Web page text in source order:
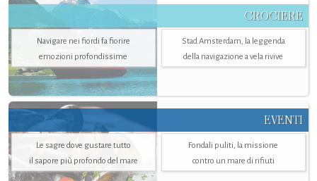
CROCIERE
Navigare nei fiordi fa fiorire
emozioni profondissime
Stad Amsterdam, la leggenda
della navigazione a vela rivive
EVENTI
Le sagre dove gustare tutto
il sapore più profondo del mare
Fondali puliti, la missione
contro un mare di rifiuti